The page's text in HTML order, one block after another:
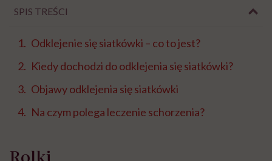
SPIS TREŚCI
Odklejenie się siatkówki – co to jest?
Kiedy dochodzi do odklejenia się siatkówki?
Objawy odklejenia się siatkówki
Na czym polega leczenie schorzenia?
Rolki